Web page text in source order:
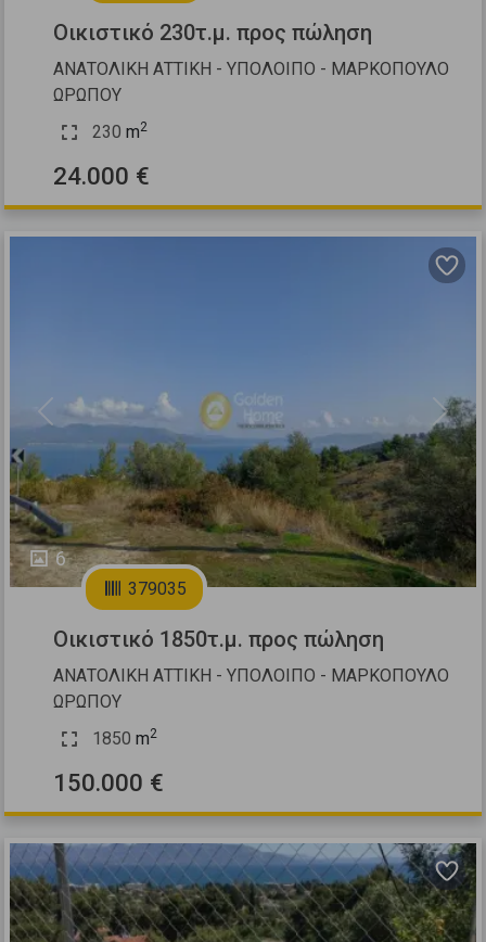
Οικιστικό 230τ.μ. προς πώληση
ΑΝΑΤΟΛΙΚΗ ΑΤΤΙΚΗ - ΥΠΟΛΟΙΠΟ - ΜΑΡΚΟΠΟΥΛΟ
ΩΡΩΠΟΥ
230 m2
24.000 €
6
Previous Next
379035
Οικιστικό 1850τ.μ. προς πώληση
ΑΝΑΤΟΛΙΚΗ ΑΤΤΙΚΗ - ΥΠΟΛΟΙΠΟ - ΜΑΡΚΟΠΟΥΛΟ
ΩΡΩΠΟΥ
1850 m2
150.000 €